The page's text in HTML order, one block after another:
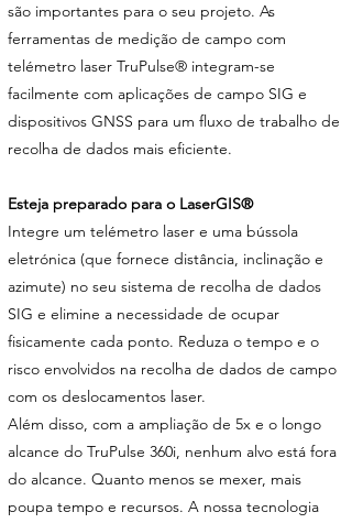
são importantes para o seu projeto. As
ferramentas de medição de campo com
telémetro laser TruPulse® integram-se
facilmente com aplicações de campo SIG e
dispositivos GNSS para um fluxo de trabalho de
recolha de dados mais eficiente.
Esteja preparado para o LaserGIS®
Integre um telémetro laser e uma bússola
eletrónica (que fornece distância, inclinação e
azimute) no seu sistema de recolha de dados
SIG e elimine a necessidade de ocupar
fisicamente cada ponto. Reduza o tempo e o
risco envolvidos na recolha de dados de campo
com os deslocamentos laser.
Além disso, com a ampliação de 5x e o longo
alcance do TruPulse 360i, nenhum alvo está fora
do alcance. Quanto menos se mexer, mais
poupa tempo e recursos. A nossa tecnologia